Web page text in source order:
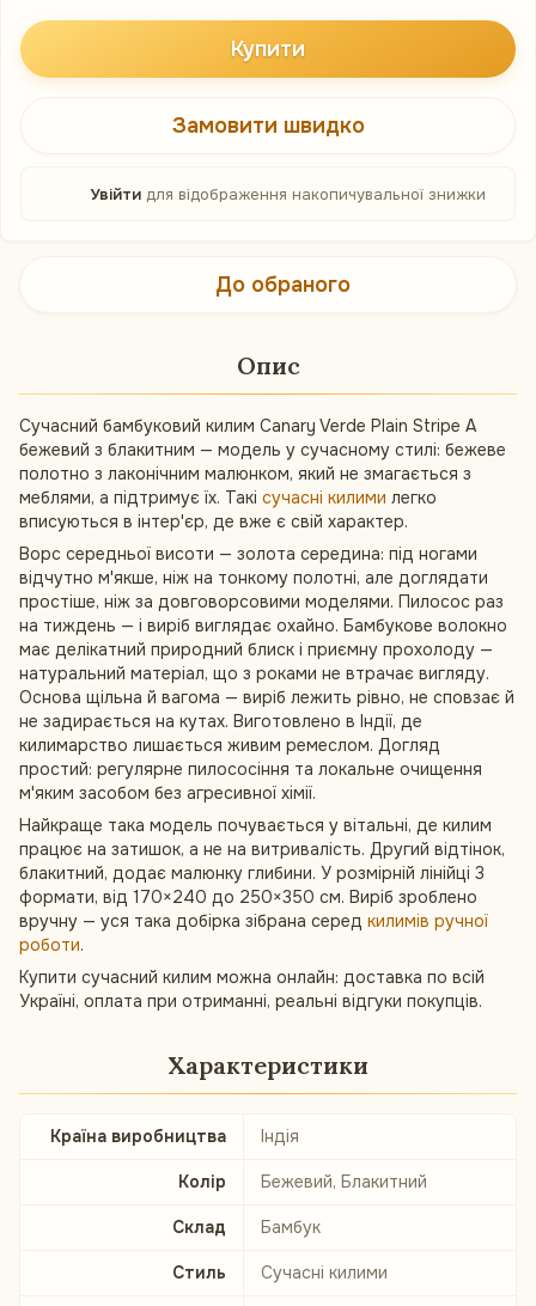
Купити
Замовити швидко
Увійтидля відображення накопичувальної знижки
До обраного
Опис
Сучасний бамбуковий килим Canary Verde Plain Stripe A
бежевий з блакитним — модель у сучасному стилі: бежеве
полотно з лаконічним малюнком, який не змагається з
меблями, а підтримує їх. Такі сучасні килими легко
вписуються в інтер'єр, де вже є свій характер.
Ворс середньої висоти — золота середина: під ногами
відчутно м'якше, ніж на тонкому полотні, але доглядати
простіше, ніж за довговорсовими моделями. Пилосос раз
на тиждень — і виріб виглядає охайно. Бамбукове волокно
має делікатний природний блиск і приємну прохолоду —
натуральний матеріал, що з роками не втрачає вигляду.
Основа щільна й вагома — виріб лежить рівно, не сповзає й
не задирається на кутах. Виготовлено в Індії, де
килимарство лишається живим ремеслом. Догляд
простий: регулярне пилососіння та локальне очищення
м'яким засобом без агресивної хімії.
Найкраще така модель почувається у вітальні, де килим
працює на затишок, а не на витривалість. Другий відтінок,
блакитний, додає малюнку глибини. У розмірній лінійці 3
формати, від 170×240 до 250×350 см. Виріб зроблено
вручну — уся така добірка зібрана серед килимів ручної
роботи.
Купити сучасний килим можна онлайн: доставка по всій
Україні, оплата при отриманні, реальні відгуки покупців.
Характеристики
Країна виробництва Індія
Колір Бежевий, Блакитний
Склад Бамбук
Стиль Сучасні килими